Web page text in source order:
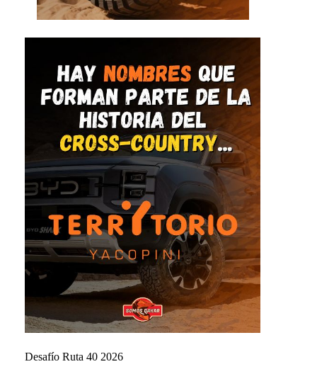
Desafío Ruta 40 2026